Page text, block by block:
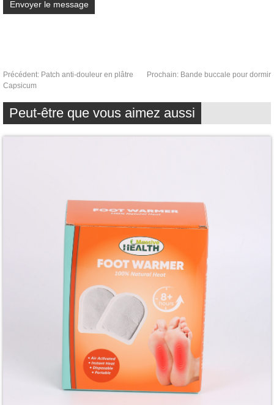
Précédent: Patch anti-douleur en plâtre
Capsicum
Prochain: Bande buccale pour dormir
Peut-être que vous aimez aussi